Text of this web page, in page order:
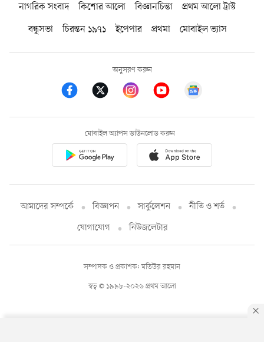
নাগরিক সংবাদ কিশোর আলো বিজ্ঞানচিন্তা
প্রথম আলো ট্রাস্ট
বন্ধুসভা
চিরন্তন ১৯৭১ ইপেপার প্রথমা মোবাইল ভ্যাস
অনুসরণ করুন
মোবাইল অ্যাপস ডাউনলোড করুন
আমাদের সম্পর্কে বিজ্ঞাপন সার্কুলেশন
নীতি ও শর্ত
যোগাযোগ
নিউজলেটার
স্বত্ব © ১৯৯৮-২০২৬ প্রথম আলো
সম্পাদক ও প্রকাশক: মতিউর রহমান